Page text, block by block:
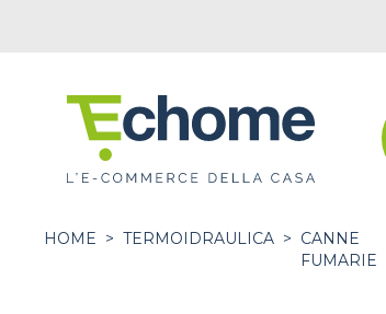
HOME > TERMOIDRAULICA > CANNE
FUMARIE